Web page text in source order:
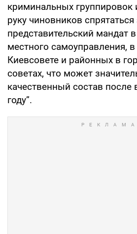
криминальных группировок
руку чиновников спрятаться
представительский мандат
местного самоуправления,
Киевсовете и районных в
советах, что может
качественный состав
году”.